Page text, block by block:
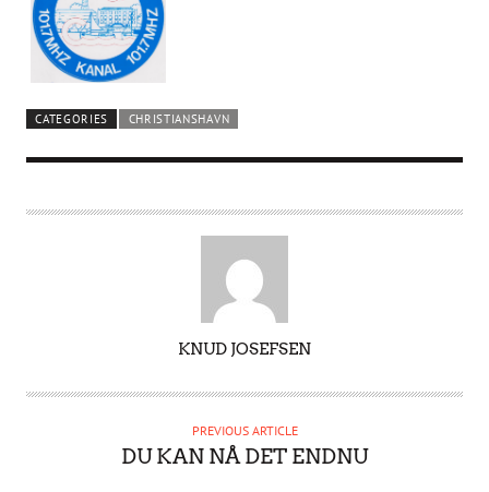
CATEGORIES CHRISTIANSHAVN
T
KNUD JOSEFSEN
PREVIOUS ARTICLE
DU KAN NÅ DET ENDNU